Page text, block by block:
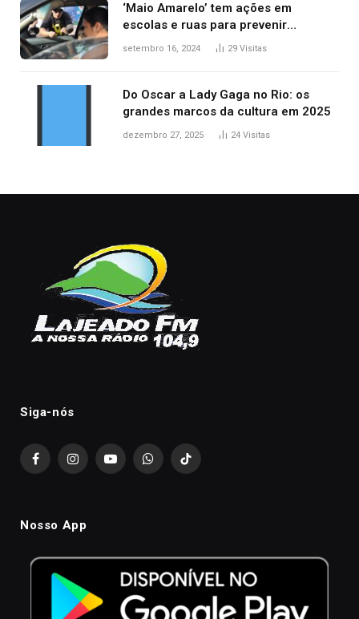
‘Maio Amarelo’ tem ações em
escolas e ruas para prevenir
acidentes no trânsito no AP
setembro 16, 2024 29 Visitas
Do Oscar a Lady Gaga no Rio: os
grandes marcos da cultura em 2025
dezembro 27, 2025 24 Visitas
Siga-nós
FacebookInstagramYouTubeWhatsAppTikTok
Nosso App